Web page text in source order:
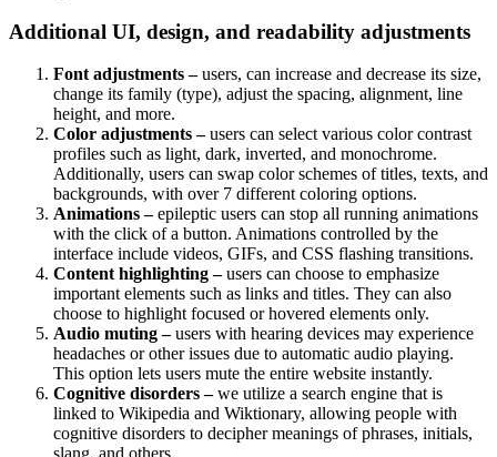
Additional UI, design, and readability adjustments
Font adjustments –users, can increase and decrease its size,
change its family (type), adjust the spacing, alignment, line
height, and more.
Color adjustments –users can select various color contrast
profiles such as light, dark, inverted, and monochrome.
Additionally, users can swap color schemes of titles, texts, and
backgrounds, with over 7 different coloring options.
Animations –epileptic users can stop all running animations
with the click of a button. Animations controlled by the
interface include videos, GIFs, and CSS flashing transitions.
Content highlighting –users can choose to emphasize
important elements such as links and titles. They can also
choose to highlight focused or hovered elements only.
Audio muting –users with hearing devices may experience
headaches or other issues due to automatic audio playing.
This option lets users mute the entire website instantly.
Cognitive disorders –we utilize a search engine that is
linked to Wikipedia and Wiktionary, allowing people with
cognitive disorders to decipher meanings of phrases, initials,